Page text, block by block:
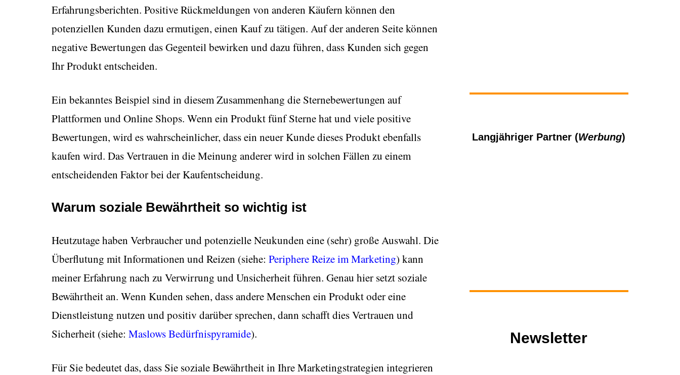
Erfahrungsberichten. Positive Rückmeldungen von anderen Käufern können den
potenziellen Kunden dazu ermutigen, einen Kauf zu tätigen. Auf der anderen Seite können
negative Bewertungen das Gegenteil bewirken und dazu führen, dass Kunden sich gegen
Ihr Produkt entscheiden.
Ein bekanntes Beispiel sind in diesem Zusammenhang die Sternebewertungen auf
Plattformen und Online Shops. Wenn ein Produkt fünf Sterne hat und viele positive
Bewertungen, wird es wahrscheinlicher, dass ein neuer Kunde dieses Produkt ebenfalls
kaufen wird. Das Vertrauen in die Meinung anderer wird in solchen Fällen zu einem
entscheidenden Faktor bei der Kaufentscheidung.
Warum soziale Bewährtheit so wichtig ist
Heutzutage haben Verbraucher und potenzielle Neukunden eine (sehr) große Auswahl. Die
Überflutung mit Informationen und Reizen (siehe: Periphere Reize im Marketing) kann
meiner Erfahrung nach zu Verwirrung und Unsicherheit führen. Genau hier setzt soziale
Bewährtheit an. Wenn Kunden sehen, dass andere Menschen ein Produkt oder eine
Dienstleistung nutzen und positiv darüber sprechen, dann schafft dies Vertrauen und
Sicherheit (siehe: Maslows Bedürfnispyramide).
Für Sie bedeutet das, dass Sie soziale Bewährtheit in Ihre Marketingstrategien integrieren
Langjähriger Partner (Werbung)
Newsletter